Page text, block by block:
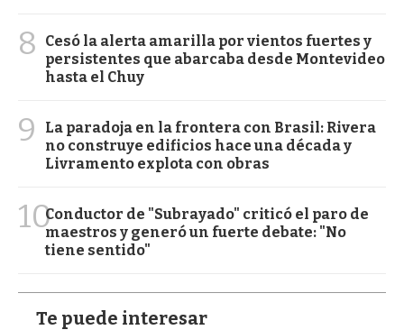
8
Cesó la alerta amarilla por vientos fuertes y
persistentes que abarcaba desde Montevideo
hasta el Chuy
9
La paradoja en la frontera con Brasil: Rivera
no construye edificios hace una década y
Livramento explota con obras
10Conductor de "Subrayado" criticó el paro de
maestros y generó un fuerte debate: "No
tiene sentido"
Te puede interesar